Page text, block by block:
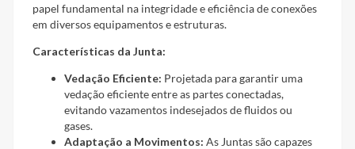
papel fundamental na integridade e eficiência de conexões
em diversos equipamentos e estruturas.
Características da Junta:
Vedação Eficiente: Projetada para garantir uma
vedação eficiente entre as partes conectadas,
evitando vazamentos indesejados de fluidos ou
gases.
Adaptação a Movimentos: As Juntas são capazes